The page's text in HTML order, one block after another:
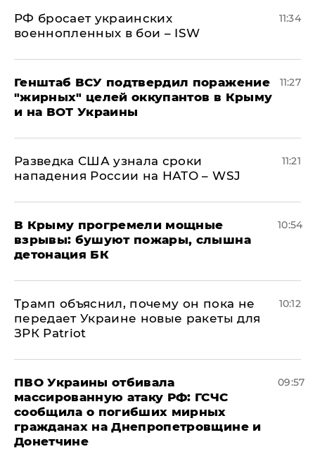
РФ бросает украинских
военнопленных в бои – ISW
11:34
Генштаб ВСУ подтвердил поражение
"жирных" целей оккупантов в Крыму
и на ВОТ Украины
11:27
Разведка США узнала сроки
нападения России на НАТО – WSJ
11:21
В Крыму прогремели мощные
взрывы: бушуют пожары, слышна
детонация БК
10:54
Трамп объяснил, почему он пока не
передает Украине новые ракеты для
ЗРК Patriot
10:12
ПВО Украины отбивала
массированную атаку РФ: ГСЧС
сообщила о погибших мирных
гражданах на Днепропетровщине и
Донетчине
09:57